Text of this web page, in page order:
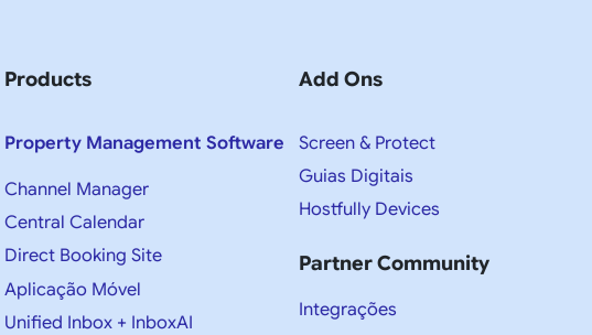
Products
Property Management Software
Channel Manager
Central Calendar
Direct Booking Site
Aplicação Móvel
Unified Inbox + InboxAI
Add Ons
Screen & Protect
Guias Digitais
Hostfully Devices
Partner Community
Integrações